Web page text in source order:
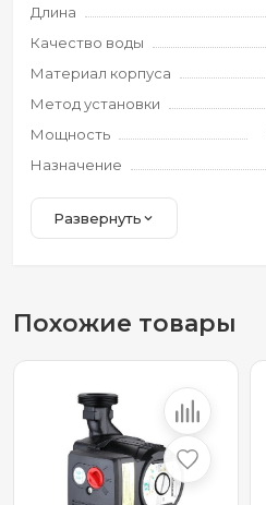
Длина
Качество воды
Материал корпуса
Метод установки
Мощность
Назначение
Развернуть
Похожие товары